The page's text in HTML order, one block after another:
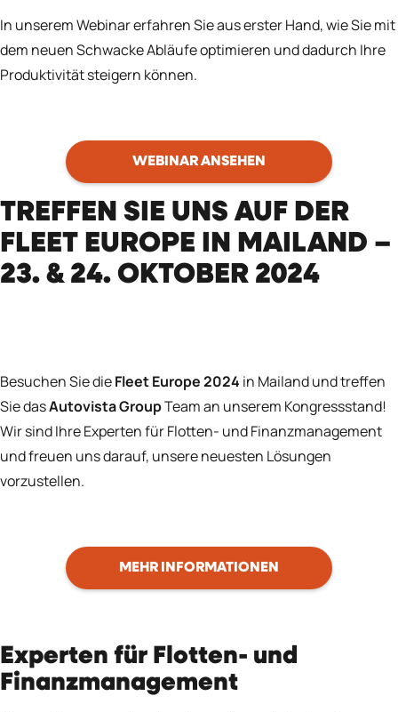
In unserem Webinar erfahren Sie aus erster Hand, wie Sie mit
dem neuen Schwacke Abläufe optimieren und dadurch Ihre
Produktivität steigern können.
WEBINAR ANSEHEN
TREFFEN SIE UNS AUF DER
FLEET EUROPE IN MAILAND –
23. & 24. OKTOBER 2024
Besuchen Sie dieFleet Europe 2024 in Mailand und treffen
Sie dasAutovista GroupTeam an unserem Kongressstand!
Wir sind Ihre Experten für Flotten- und Finanzmanagement
und freuen uns darauf, unsere neuesten Lösungen
vorzustellen.
MEHR INFORMATIONEN
Experten für Flotten- und
Finanzmanagement